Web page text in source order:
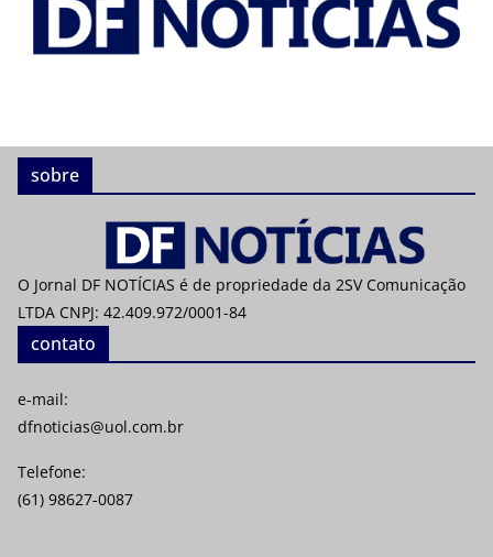
sobre
O Jornal DF NOTÍCIAS é de propriedade da 2SV Comunicação
LTDA CNPJ: 42.409.972/0001-84
contato
e-mail:
dfnoticias@uol.com.br
Telefone:
(61) 98627-0087